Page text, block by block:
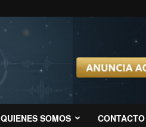
QUIENES SOMOS CONTACTO